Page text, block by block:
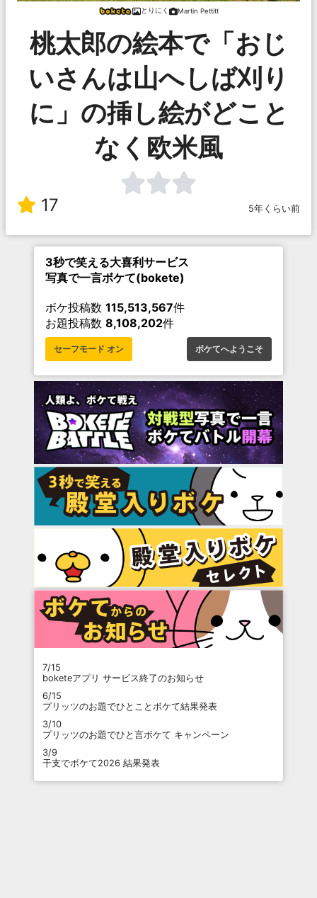
とりにく Martin Pettitt
桃太郎の絵本で「おじ
いさんは山へしば刈り
に」の挿し絵がどこと
なく欧米風
17 5年くらい前
3秒で笑える大喜利サービス
写真で一言ボケて(bokete)
ボケ投稿数 115,513,567件
お題投稿数 8,108,202件
セーフモード オン ボケてへようこそ
7/15
boketeアプリ サービス終了のお知らせ
6/15
プリッツのお題でひとことボケて結果発表
3/10
プリッツのお題でひと言ボケて キャンペーン
3/9
干支でボケて2026 結果発表